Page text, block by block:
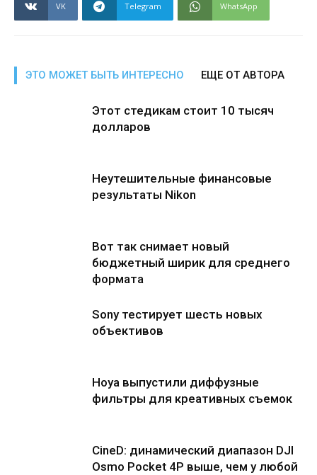
VK Telegram WhatsApp
ЭТО МОЖЕТ БЫТЬ ИНТЕРЕСНО ЕЩЕ ОТ АВТОРА
Этот стедикам стоит 10 тысяч
долларов
Неутешительные финансовые
результаты Nikon
Вот так снимает новый
бюджетный ширик для среднего
формата
Sony тестирует шесть новых
объективов
Hoya выпустили диффузные
фильтры для креативных съемок
CineD: динамический диапазон DJI
Osmo Pocket 4P выше, чем у любой